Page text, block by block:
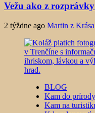
Vežu ako z
2 týždne ago Martin z
BLOG
Kam do prírody
Kam na